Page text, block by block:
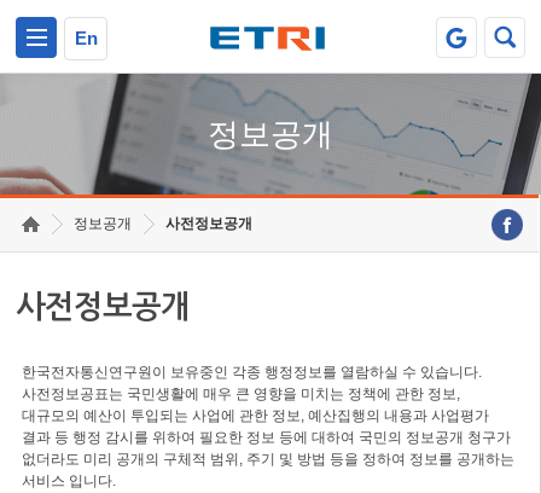
En
정보공개
정보공개 사전정보공개
사전정보공개
한국전자통신연구원이 보유중인 각종 행정정보를 열람하실 수 있습니다.
사전정보공표는 국민생활에 매우 큰 영향을 미치는 정책에 관한 정보,
대규모의 예산이 투입되는 사업에 관한 정보, 예산집행의 내용과 사업평가
결과 등 행정 감시를 위하여 필요한 정보 등에 대하여 국민의 정보공개 청구가
없더라도 미리 공개의 구체적 범위, 주기 및 방법 등을 정하여 정보를 공개하는
서비스 입니다.